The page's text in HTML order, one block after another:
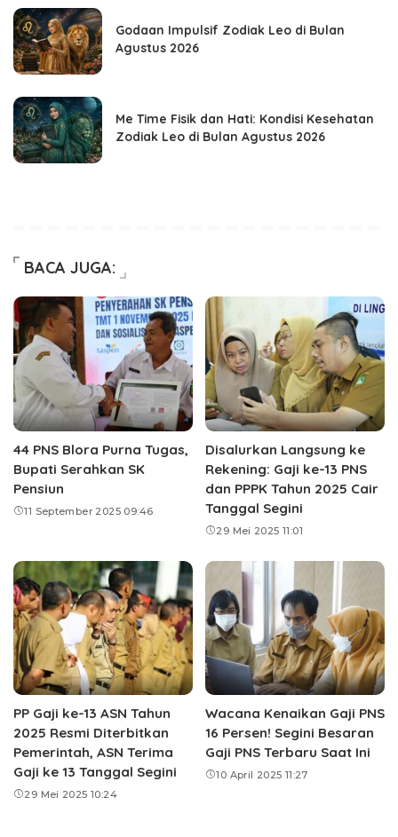
Godaan Impulsif Zodiak Leo di Bulan
Agustus 2026
Me Time Fisik dan Hati: Kondisi Kesehatan
Zodiak Leo di Bulan Agustus 2026
BACA JUGA:
44 PNS Blora Purna Tugas,
Bupati Serahkan SK
Pensiun
11 September 2025 09:46
Disalurkan Langsung ke
Rekening: Gaji ke-13 PNS
dan PPPK Tahun 2025 Cair
Tanggal Segini
29 Mei 2025 11:01
PP Gaji ke-13 ASN Tahun
2025 Resmi Diterbitkan
Pemerintah, ASN Terima
Gaji ke 13 Tanggal Segini
29 Mei 2025 10:24
Wacana Kenaikan Gaji PNS
16 Persen! Segini Besaran
Gaji PNS Terbaru Saat Ini
10 April 2025 11:27